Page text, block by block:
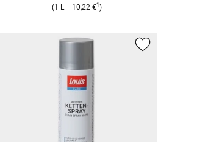
(1 L= 10,22 €1 )